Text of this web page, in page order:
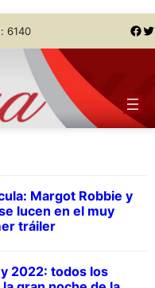
6140 Facebook Twitter
Margot Robbie y
lucen en el muy
tráiler
2022: todos los